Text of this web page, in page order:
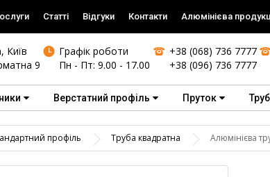
Статті Відгуки Контакти Алюмінієва
Київ
9
Графік роботи
Пн - Пт: 9.00 - 17.00
+38 (068) 736 7777
+38 (096) 736 7777
Верстатний профіль Пруток
профіль Труба квадратна Алюмінієва